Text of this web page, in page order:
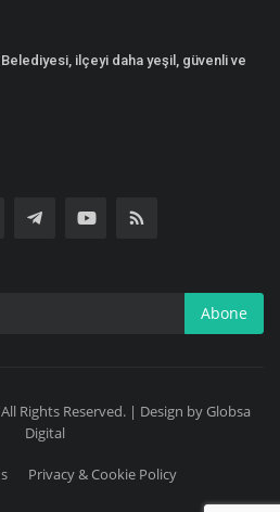
ilçeyi daha yeşil, güvenli ve
Abone
Rights Reserved. | Design by Globsa
Digital
Privacy & Cookie Policy